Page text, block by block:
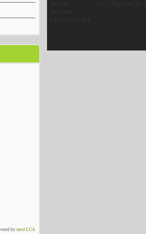
bymod LCA